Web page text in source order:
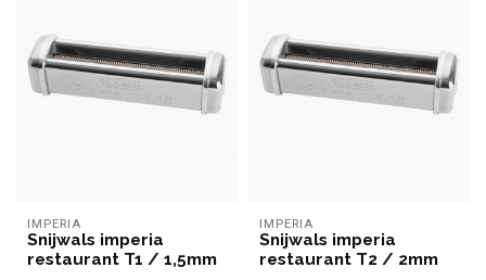
IMPERIA
Snijwals imperia
restaurant T1 / 1,5mm
IMPERIA
Snijwals imperia
restaurant T2 / 2mm